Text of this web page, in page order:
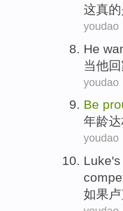
这真的
youdao
He
当他
youdao
Be
年龄
youdao
L
如果